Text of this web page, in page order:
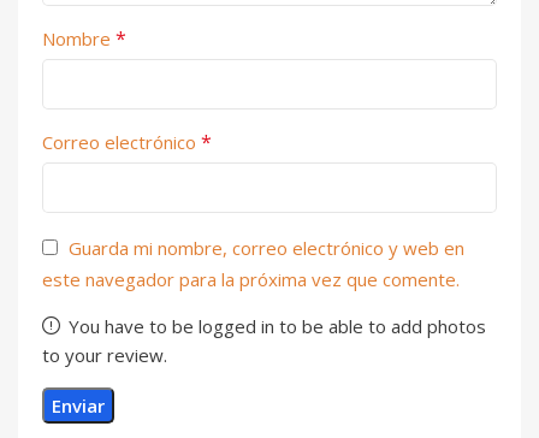
Nombre *
Correo electrónico *
Guarda mi nombre, correo electrónico y web en
este navegador para la próxima vez que comente.
You have to be logged in to be able to add photos
to your review.